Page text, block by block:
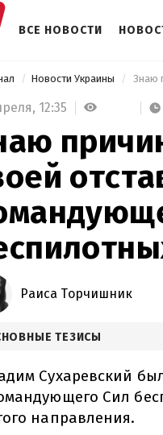
ВСЕ НОВОСТИ
Новости Украины
12:35
Раиса Торчишник
ТЕЗИСЫ
Сухаревский
Сил
направления.